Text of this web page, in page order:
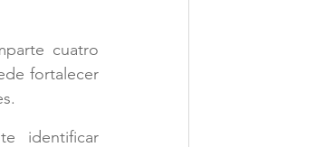
cuatro
fortalecer
identificar